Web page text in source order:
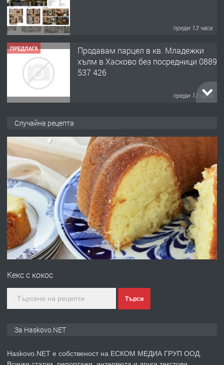
преди 13 часа
ПРЕДЛАГА
Продавам парцел в кв. Младежки
хълм в Хасково без посредници 0889
537 426
преди 13 часа
преди 13 часа
ПРЕДЛАГА Под НАЕМ двустаен Орфей
преди 3 дни
ПРЕДЛАГА
Нов апартамент на ул. Липа до
Случайна рецепта
Кекс с кокос
Търси
За Haskovo.NET
Haskovo.NET е собственост на ЕСКОМ МЕДИА ГРУП ООД.